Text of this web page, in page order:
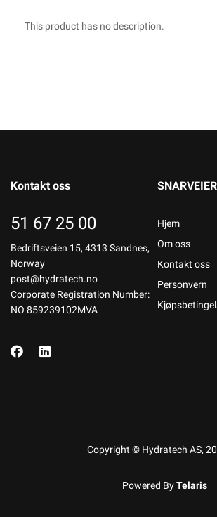
This product has no description.
Kontakt oss
51 67 25 00
Bedriftsveien 15, 4313 Sandnes,
Norway
post@hydratech.no
Corporate Registration Number:
NO 859239102MVA
SNARVEIER
Hjem
Om oss
Kontakt oss
Personvern
Copyright © Hydratech AS,
Powered ByTelaris